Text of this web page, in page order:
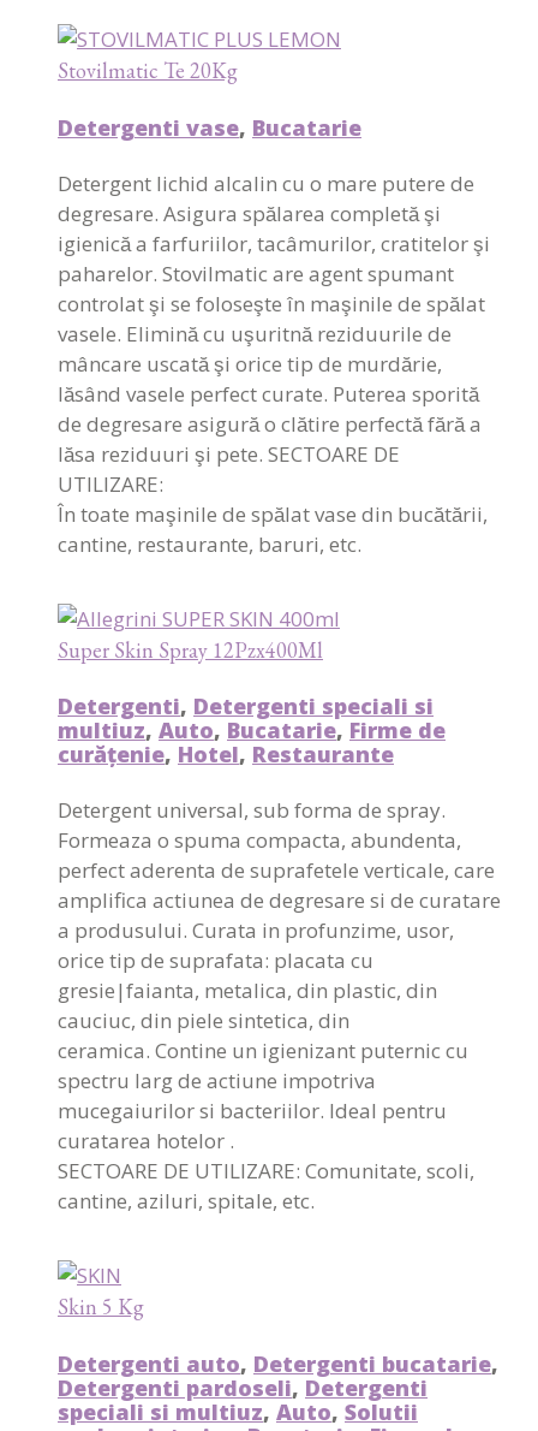
Stovilmatic Te 20Kg
Detergenti vase, Bucatarie
Detergent lichid alcalin cu o mare putere de
degresare. Asigura spălarea completă şi
igienică a farfuriilor, tacâmurilor, cratitelor şi
paharelor. Stovilmatic are agent spumant
controlat şi se foloseşte în maşinile de spălat
vasele. Elimină cu uşuritnă reziduurile de
mâncare uscată şi orice tip de murdărie,
lăsând vasele perfect curate. Puterea sporită
de degresare asigură o clătire perfectă fără a
lăsa reziduuri şi pete. SECTOARE DE
UTILIZARE:
În toate maşinile de spălat vase din bucătării,
cantine, restaurante, baruri, etc.
Super Skin Spray 12Pzx400Ml
Detergenti, Detergenti speciali si
multiuz, Auto, Bucatarie, Firme de
curățenie, Hotel, Restaurante
Detergent universal, sub forma de spray.
Formeaza o spuma compacta, abundenta,
perfect aderenta de suprafetele verticale, care
amplifica actiunea de degresare si de curatare
a produsului. Curata in profunzime, usor,
orice tip de suprafata: placata cu
gresie|faianta, metalica, din plastic, din
cauciuc, din piele sintetica, din
ceramica. Contine un igienizant puternic cu
spectru larg de actiune impotriva
mucegaiurilor si bacteriilor. Ideal pentru
curatarea hotelor .
SECTOARE DE UTILIZARE: Comunitate, scoli,
cantine, aziluri, spitale, etc.
Skin 5 Kg
Detergenti auto, Detergenti bucatarie,
Detergenti pardoseli, Detergenti
speciali si multiuz, Auto, Solutii